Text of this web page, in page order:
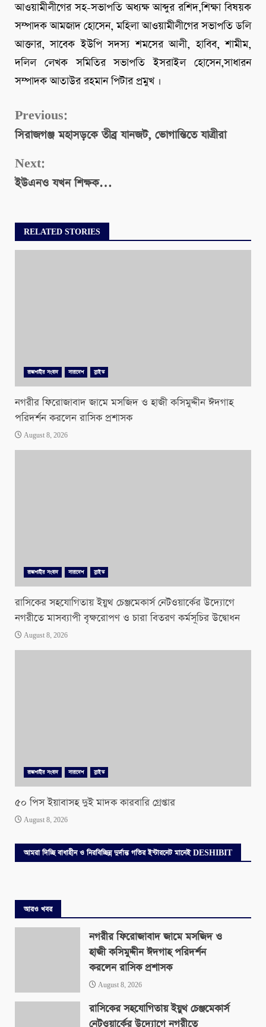
আওয়ামীলীগের সহ-সভাপতি অধ্যক্ষ আব্দুর রশিদ,শিক্ষা বিষয়ক
সম্পাদক আমজাদ হোসেন, মহিলা আওয়ামীলীগের সভাপতি ডলি
আক্তার, সাবেক ইউপি সদস্য শমসের আলী, হাবিব, শামীম,
দলিল লেখক সমিতির সভাপতি ইসরাইল হোসেন,সাধারন
সম্পাদক আতাউর রহমান পিটার প্রমুখ ।
Continue
Reading
Previous:
সিরাজগঞ্জ মহাসড়কে তীব্র যানজট, ভোগান্তিতে যাত্রীরা
Next:
ইউএনও যখন শিক্ষক…
RELATED STORIES
রাজশাহীর সংবাদ সারাদেশ স্লাইড
নগরীর ফিরোজাবাদ জামে মসজিদ ও হাজী কসিমুদ্দীন ঈদগাহ
পরিদর্শন করলেন রাসিক প্রশাসক
August 8, 2026
রাজশাহীর সংবাদ সারাদেশ স্লাইড
রাসিকের সহযোগিতায় ইয়ুথ চেঞ্জমেকার্স নেটওয়ার্কের উদ্যোগে
নগরীতে মাসব্যাপী বৃক্ষরোপণ ও চারা বিতরণ কর্মসূচির উদ্বোধন
August 8, 2026
রাজশাহীর সংবাদ সারাদেশ স্লাইড
৫০ পিস ইয়াবাসহ দুই মাদক কারবারি গ্রেপ্তার
August 8, 2026
আমরা দিচ্ছি বাধাহীন ও নিরবিচ্ছিন্ন দুর্দান্ত গতির ইন্টারনেট মানেই DESHIBIT
আরও খবর
নগরীর ফিরোজাবাদ জামে মসজিদ ও
হাজী কসিমুদ্দীন ঈদগাহ পরিদর্শন
করলেন রাসিক প্রশাসক
August 8, 2026
রাসিকের সহযোগিতায় ইয়ুথ চেঞ্জমেকার্স